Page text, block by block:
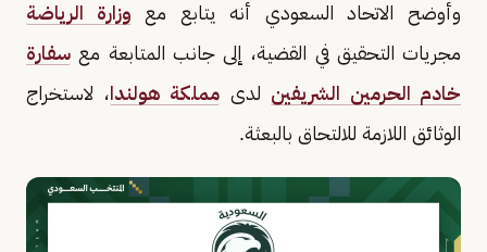
وأوضح الاتحاد السعودي أنه يتابع مع وزارة الرياضة
مجريات التحقيق في القضية، إلى جانب المتابعة مع سفارة
خادم الحرمين الشريفين لدى مملكة هولندا، لاستخراج
الوثائق اللازمة للالتحاق بالبعثة.